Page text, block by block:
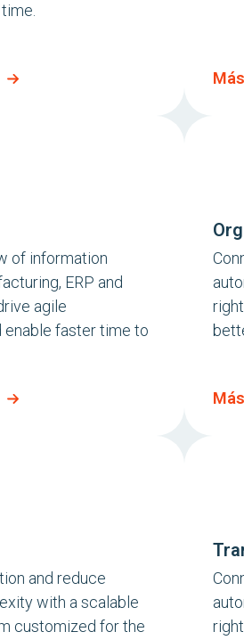
of information
ERP and
agile
enable faster time to
and reduce
with a scalable
customized for the